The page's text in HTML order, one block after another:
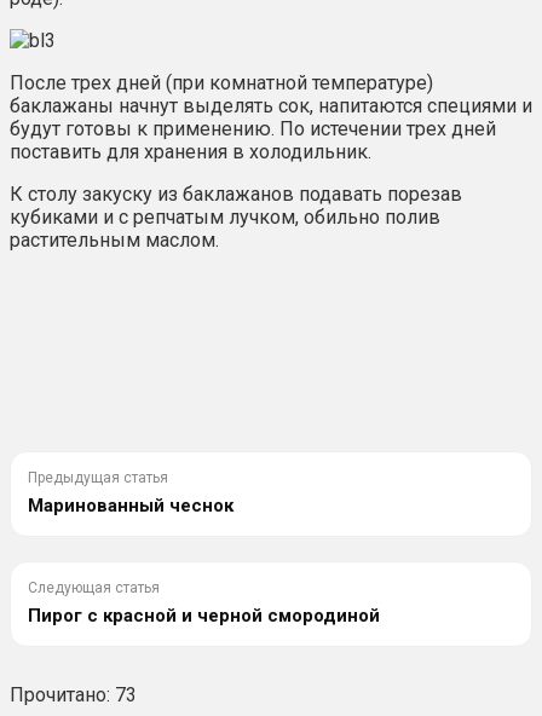
После трех дней (при комнатной температуре)
баклажаны начнут выделять сок, напитаются специями и
будут готовы к применению. По истечении трех дней
поставить для хранения в холодильник.
К столу закуску из баклажанов подавать порезав
кубиками и с репчатым лучком, обильно полив
растительным маслом.
Предыдущая статья
Маринованный чеснок
Следующая статья
Пирог с красной и черной смородиной
Прочитано: 73